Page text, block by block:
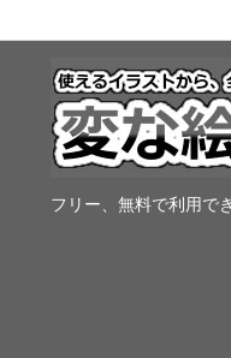
フリー、無料で利用で